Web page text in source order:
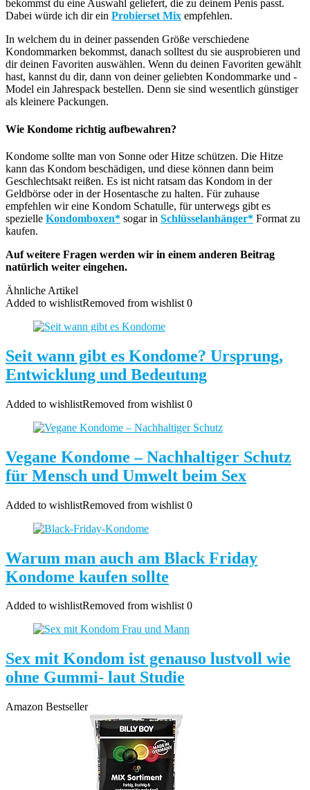
bekommst du eine Auswahl geliefert, die zu deinem Penis passt.
Dabei würde ich dir ein Probierset Mix empfehlen.
In welchem du in deiner passenden Größe verschiedene
Kondommarken bekommst, danach solltest du sie ausprobieren und
dir deinen Favoriten auswählen. Wenn du deinen Favoriten gewählt
hast, kannst du dir, dann von deiner geliebten Kondommarke und -
Model ein Jahrespack bestellen. Denn sie sind wesentlich günstiger
als kleinere Packungen.
Wie Kondome richtig aufbewahren?
Kondome sollte man von Sonne oder Hitze schützen. Die Hitze
kann das Kondom beschädigen, und diese können dann beim
Geschlechtsakt reißen. Es ist nicht ratsam das Kondom in der
Geldbörse oder in der Hosentasche zu halten. Für zuhause
empfehlen wir eine Kondom Schatulle, für unterwegs gibt es
spezielle Kondomboxen* sogar in Schlüsselanhänger* Format zu
kaufen.
Auf weitere Fragen werden wir in einem anderen Beitrag
natürlich weiter eingehen.
Ähnliche Artikel
Added to wishlistRemoved from wishlist 0
Seit wann gibt es Kondome? Ursprung,
Entwicklung und Bedeutung
Added to wishlistRemoved from wishlist 0
Vegane Kondome – Nachhaltiger Schutz
für Mensch und Umwelt beim Sex
Added to wishlistRemoved from wishlist 0
Warum man auch am Black Friday
Kondome kaufen sollte
Added to wishlistRemoved from wishlist 0
Sex mit Kondom ist genauso lustvoll wie
ohne Gummi- laut Studie
Amazon Bestseller